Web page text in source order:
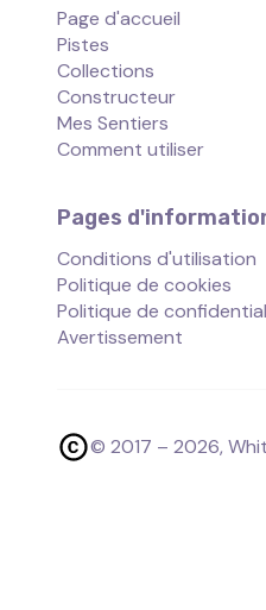
Page d'accueil
Pistes
Collections
Constructeur
Mes Sentiers
Comment utiliser
Pages
Conditions d'utilisation
Politique de cookies
Politique de
Avertissement
© 2017 – 2026,